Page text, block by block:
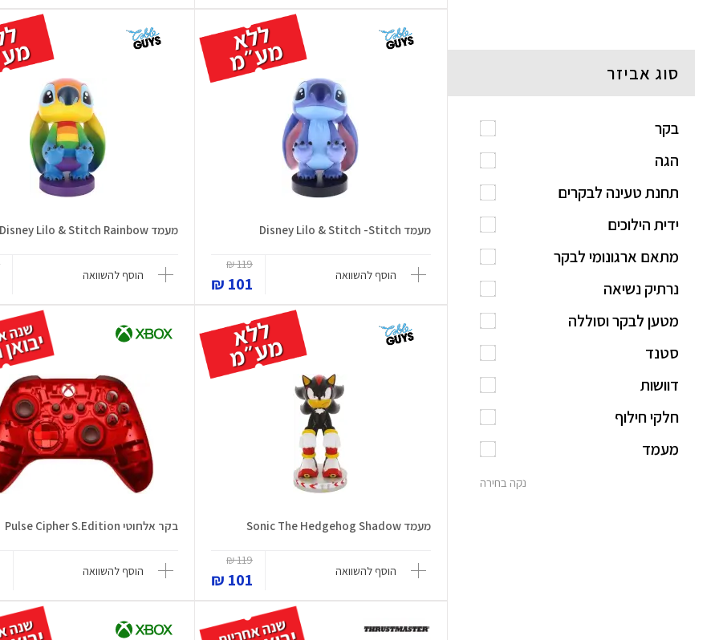
מעמד Disney Lilo & Stitch -Stitch
הוסף להשוואה
119 ₪
101 ₪
מעמד Disney Lilo & Stitch Rainbow
הוסף להשוואה
מעמד Sonic The Hedgehog Shadow
הוסף להשוואה
119 ₪
101 ₪
בקר אלחוטי Pulse Cipher S.Edition
הוסף להשוואה
סוג אביזר
בקר
הגה
תחנת טעינה לבקרים
ידית הילוכים
מתאם ארגונומי לבקר
נרתיק נשיאה
מטען לבקר וסוללה
סטנד
דוושות
חלקי חילוף
מעמד
נקה בחירה